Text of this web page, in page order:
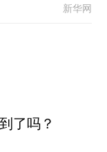
新华网
了吗？